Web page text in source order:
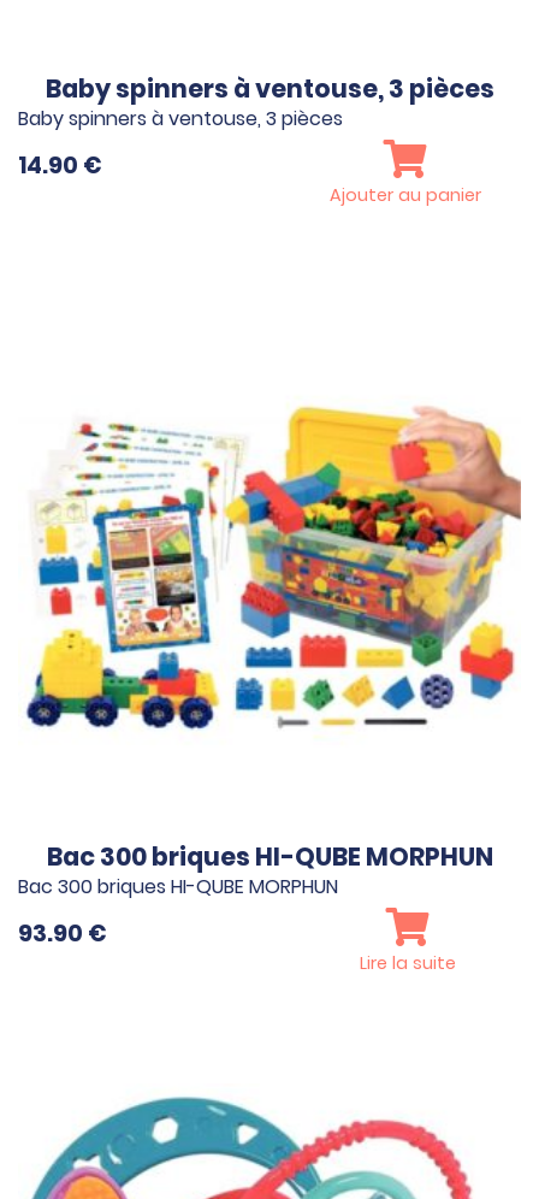
Baby spinners à ventouse, 3 pièces
Baby spinners à ventouse, 3 pièces
14.90 €
Ajouter au panier
Bac 300 briques HI-QUBE MORPHUN
Bac 300 briques HI-QUBE MORPHUN
93.90 €
Lire la suite